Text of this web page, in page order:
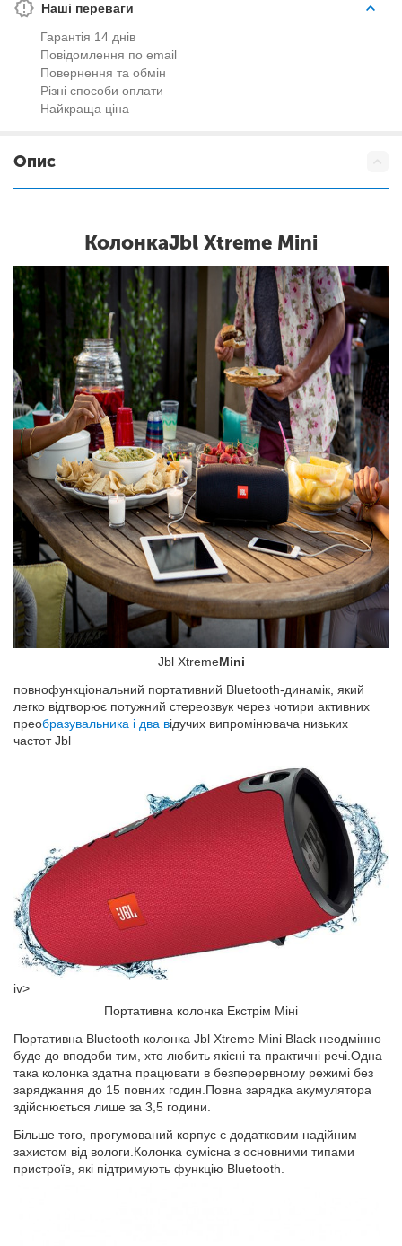
Наші переваги
Гарантія 14 днів
Повідомлення по email
Повернення та обмін
Різні способи оплати
Найкраща ціна
Опис
КолонкаJbl Xtreme Mini
Jbl XtremeMini
повнофункціональний портативний Bluetooth-динамік, який
легко відтворює потужний стереозвук через чотири активних
преобразувальника і два відучих випромінювача низьких
частот Jbl
iv>
Портативна колонка Екстрім Міні
Портативна Bluetooth колонка Jbl Xtreme Mini Black неодмінно
буде до вподоби тим, хто любить якісні та практичні речі.Одна
така колонка здатна працювати в безперервному режимі без
заряджання до 15 повних годин.Повна зарядка акумулятора
здійснюється лише за 3,5 години.
Більше того, прогумований корпус є додатковим надійним
захистом від вологи.Колонка сумісна з основними типами
пристроїв, які підтримують функцію Bluetooth.